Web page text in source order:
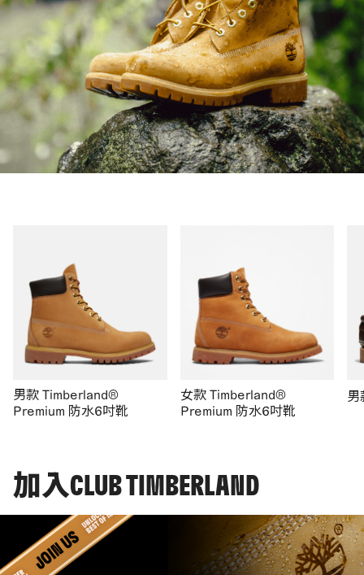
男款 Timberland®
Premium 防水6吋靴
女款 Timberland®
Premium 防水6吋靴
男
加入CLUB TIMBERLAND